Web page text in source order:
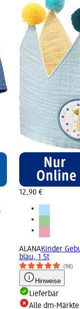
12,90 €
ALANAKinder
blau, 1 St
(98)
Hinweise
Lieferbar
Alle dm-Märkte